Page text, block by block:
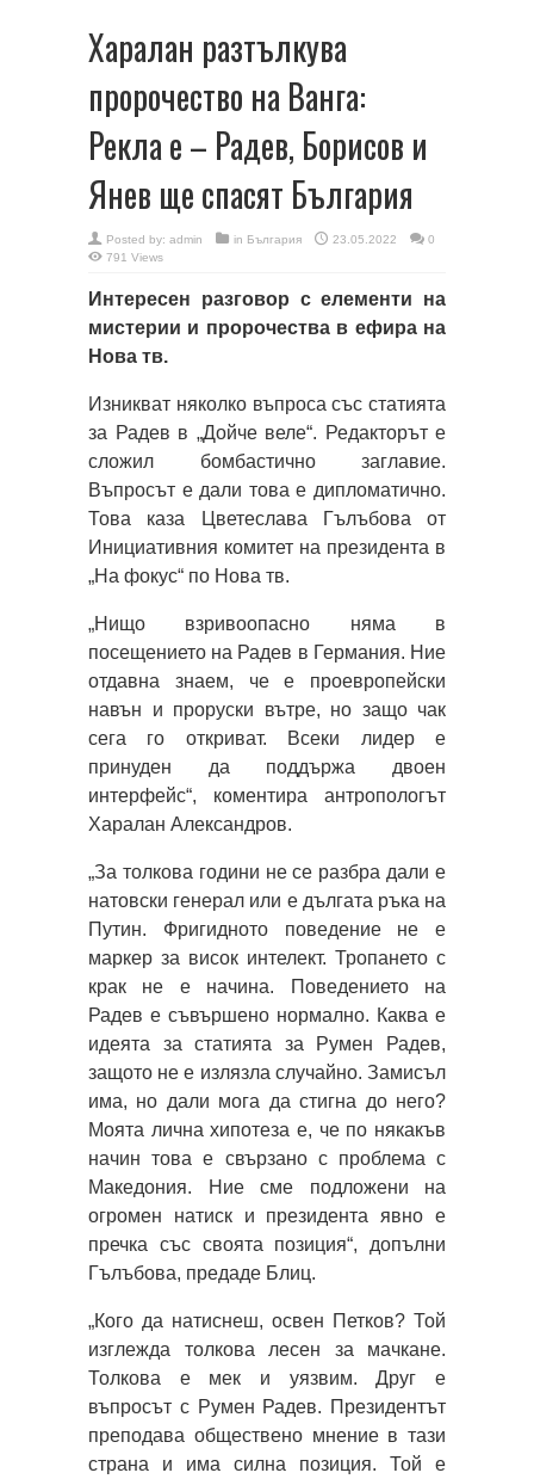
Харалан разтълкува
пророчество на Ванга:
Рекла е – Радев, Борисов и
Янев ще спасят България
Posted by: admin in България 23.05.2022
0
791 Views
Интересен разговор с елементи на
мистерии и пророчества в ефира на
Нова тв.
Изникват няколко въпроса със статията
за Радев в „Дойче веле“. Редакторът е
сложил бомбастично заглавие.
Въпросът е дали това е дипломатично.
Това каза Цветеслава Гълъбова от
Инициативния комитет на президента в
„На фокус“ по Нова тв.
„Нищо взривоопасно няма в
посещението на Радев в Германия. Ние
отдавна знаем, че е проевропейски
навън и проруски вътре, но защо чак
сега го откриват. Всеки лидер е
принуден да поддържа двоен
интерфейс“, коментира антропологът
Харалан Александров.
„За толкова години не се разбра дали е
натовски генерал или е дългата ръка на
Путин. Фригидното поведение не е
маркер за висок интелект. Тропането с
крак не е начина. Поведението на
Радев е съвършено нормално. Каква е
идеята за статията за Румен Радев,
защото не е излязла случайно. Замисъл
има, но дали мога да стигна до него?
Моята лична хипотеза е, че по някакъв
начин това е свързано с проблема с
Македония. Ние сме подложени на
огромен натиск и президента явно е
пречка със своята позиция“, допълни
Гълъбова, предаде Блиц.
„Кого да натиснеш, освен Петков? Той
изглежда толкова лесен за мачкане.
Толкова е мек и уязвим. Друг е
въпросът с Румен Радев. Президентът
преподава обществено мнение в тази
страна и има силна позиция. Той е